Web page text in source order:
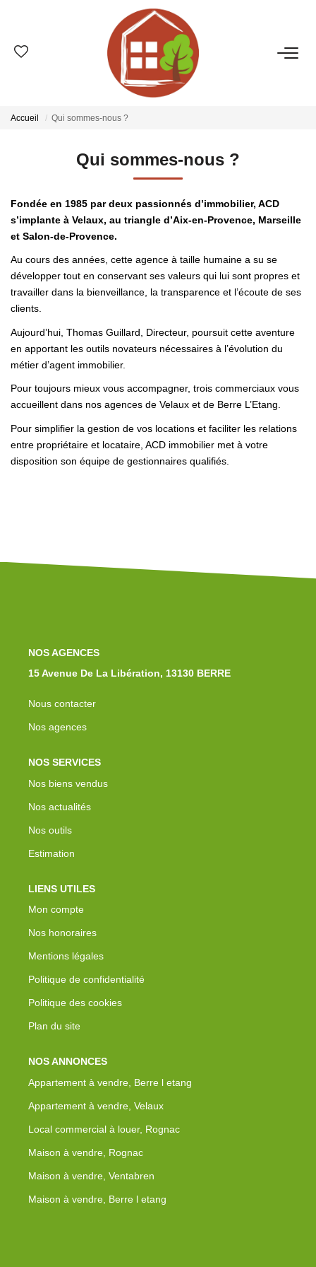
VENTES
ESTIMATION
LOCATIONS
GESTION
Qui Sommes-Nous ?
Nos Agences
Nos Actualités
Contact
Accueil Qui sommes-nous ?
Qui sommes-nous ?
Fondée en 1985 par deux passionnés d’immobilier, ACD
s’implante à Velaux, au triangle d’Aix-en-Provence, Marseille
et Salon-de-Provence.
Au cours des années, cette agence à taille humaine a su se
développer tout en conservant ses valeurs qui lui sont propres et
travailler dans la bienveillance, la transparence et l’écoute de ses
clients.
Aujourd’hui, Thomas Guillard, Directeur, poursuit cette aventure
en apportant les outils novateurs nécessaires à l’évolution du
métier d’agent immobilier.
Pour toujours mieux vous accompagner, trois commerciaux vous
accueillent dans nos agences de Velaux et de Berre L’Etang.
Pour simplifier la gestion de vos locations et faciliter les relations
entre propriétaire et locataire, ACD immobilier met à votre
disposition son équipe de gestionnaires qualifiés.
NOS AGENCES
15 Avenue De La Libération, 13130 BERRE
Nous contacter
Nos agences
NOS SERVICES
Nos biens vendus
Nos actualités
Nos outils
Estimation
LIENS UTILES
Mon compte
Nos honoraires
Mentions légales
Politique de confidentialité
Politique des cookies
Plan du site
NOS ANNONCES
Appartement à vendre, Berre l etang
Appartement à vendre, Velaux
Local commercial à louer, Rognac
Maison à vendre, Rognac
Maison à vendre, Ventabren
Maison à vendre, Berre l etang